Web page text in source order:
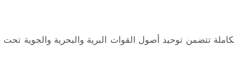
تتضمن توحيد أصول القوات البرية والبحرية والجوية تحت